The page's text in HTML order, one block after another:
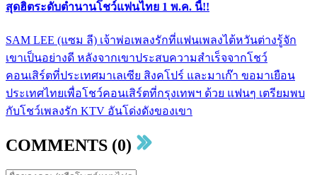
สุดฮิตระดับตำนานโชว์แฟนไทย 1 พ.ค. นี้!!
SAM LEE (แซม ลี) เจ้าพ่อเพลงรักที่แฟนเพลงไต้หวันต่างรู้จัก
เขาเป็นอย่างดี หลังจากเขาประสบความสำเร็จจากโชว์
คอนเสิร์ตที่ประเทศมาเลเซีย สิงคโปร์ และมาเก๊า ขอมาเยือน
ประเทศไทยเพื่อโชว์คอนเสิร์ตที่กรุงเทพฯ ด้วย แฟนๆ เตรียมพบ
กับโชว์เพลงรัก KTV อันโด่งดังของเขา
COMMENTS (0)